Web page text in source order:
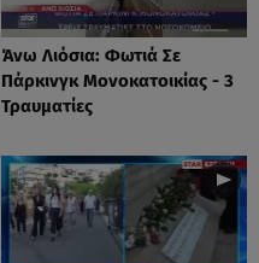
Άνω Λιόσια: Φωτιά Σε
Πάρκινγκ Μονοκατοικίας - 3
Τραυματίες